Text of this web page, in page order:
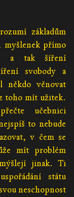
základům
myšlenek přímo
a tak šíření
svobody a
někdo věnovat
toho mít užitek.
učebnici
to nebude
v čem se
mít problém
jinak. Ti
státu
neschopnost